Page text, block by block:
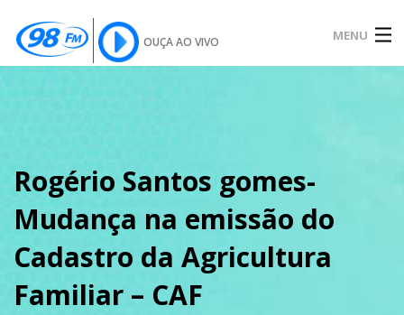
OUÇA AO VIVO MENU
SOBRE
PODCAST
Rogério Santos gomes-
Mudança na emissão do
Cadastro da Agricultura
Familiar – CAF